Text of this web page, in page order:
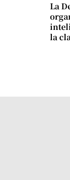
La
la